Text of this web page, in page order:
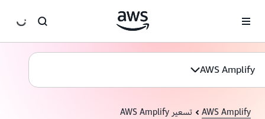
AWS Amplify
AWS Amplify تسعير AWS Amplify